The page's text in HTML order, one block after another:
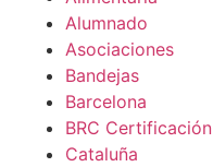
Alumnado
Asociaciones
Bandejas
Barcelona
BRC Certificación
Cataluña